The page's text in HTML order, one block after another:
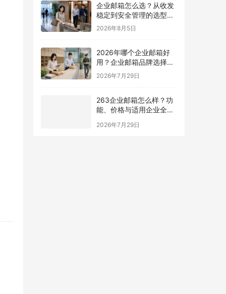
企业邮箱怎么选？从收发
稳定到安全管理的选型指
南
2026年8月5日
2026年哪个企业邮箱好
用？企业邮箱品牌选择指
南
2026年7月29日
263企业邮箱怎么样？功
能、价格与适用企业全面
2026年7月29日